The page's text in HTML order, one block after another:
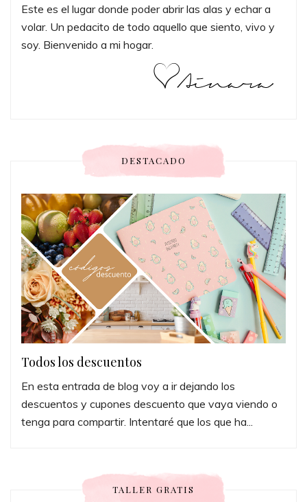
Este es el lugar donde poder abrir las alas y echar a
volar. Un pedacito de todo aquello que siento, vivo y
soy. Bienvenido a mi hogar.
DESTACADO
Todos los descuentos
En esta entrada de blog voy a ir dejando los
descuentos y cupones descuento que vaya viendo o
tenga para compartir. Intentaré que los que ha...
TALLER GRATIS